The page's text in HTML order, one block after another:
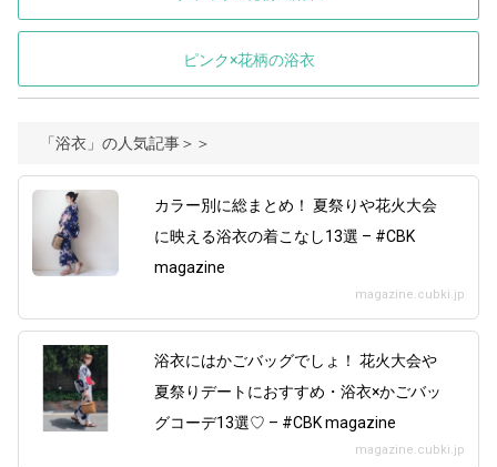
ピンク×花柄の浴衣
「浴衣」の人気記事＞＞
カラー別に総まとめ！ 夏祭りや花火大会
に映える浴衣の着こなし13選 – #CBK
magazine
magazine.cubki.jp
浴衣にはかごバッグでしょ！ 花火大会や
夏祭りデートにおすすめ・浴衣×かごバッ
グコーデ13選♡ – #CBK magazine
magazine.cubki.jp